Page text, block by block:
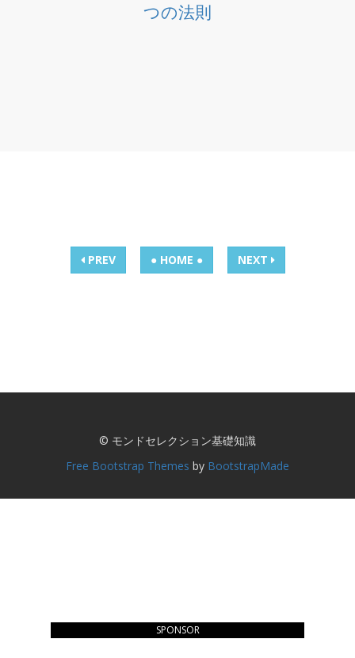
つの法則
PREV ● HOME ● NEXT
© モンドセレクション基礎知識
Free Bootstrap Themes by BootstrapMade
SPONSOR